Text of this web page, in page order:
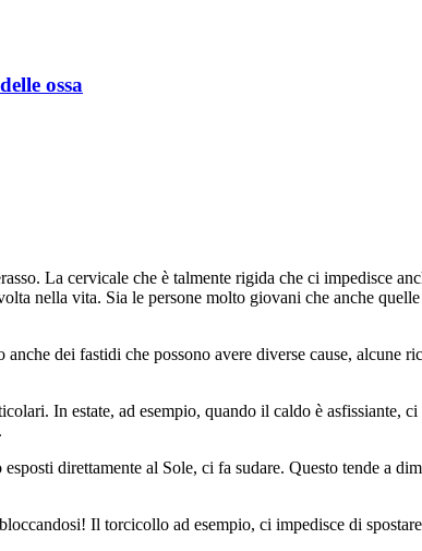
ossa
La cervicale che è talmente rigida che ci impedisce
nella vita. Sia le persone molto giovani che anche
anche dei fastidi che possono avere diverse cause,
In estate, ad esempio, quando il caldo è asfissiante,
direttamente al Sole, ci fa sudare. Questo tende a
Il torcicollo ad esempio, ci impedisce di